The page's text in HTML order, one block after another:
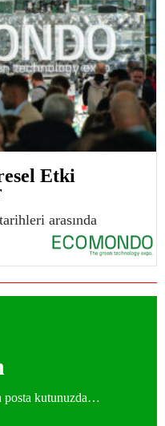
Etki
arasında
posta kutunuzda…